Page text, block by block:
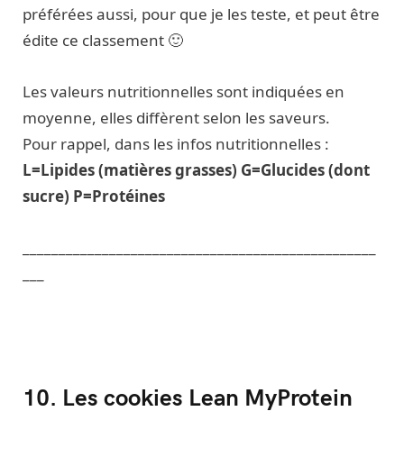
préférées aussi, pour que je les teste, et peut être
édite ce classement 🙂
Les valeurs nutritionnelles sont indiquées en
moyenne, elles diffèrent selon les saveurs.
Pour rappel, dans les infos nutritionnelles :
L=Lipides (matières grasses) G=Glucides (dont
sucre) P=Protéines
10. Les cookies Lean MyProtein